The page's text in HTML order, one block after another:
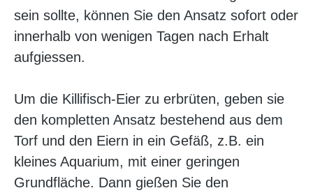
sein sollte, können Sie den Ansatz sofort oder
innerhalb von wenigen Tagen nach Erhalt
aufgiessen.
Um die Killifisch-Eier zu erbrüten, geben sie
den kompletten Ansatz bestehend aus dem
Torf und den Eiern in ein Gefäß, z.B. ein
kleines Aquarium, mit einer geringen
Grundfläche. Dann gießen Sie den